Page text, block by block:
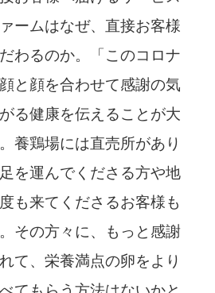
ームはなぜ、直接お客様
わるのか。「このコロナ
と顔を合わせて感謝の気
る健康を伝えることが大
養鶏場には直売所があり
を運んでくださる方や地
も来てくださるお客様も
その方々に、もっと感謝
て、栄養満点の卵をより